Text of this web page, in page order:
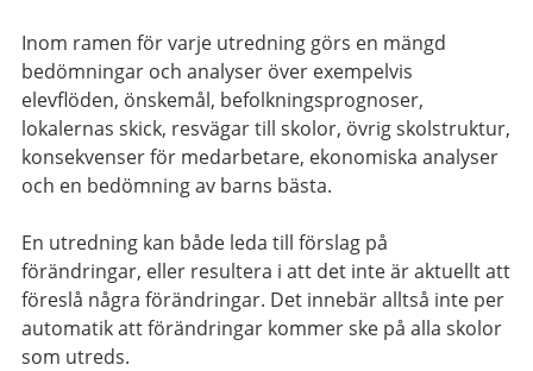
Inom ramen för varje utredning görs en mängd
bedömningar och analyser över exempelvis
elevflöden, önskemål, befolkningsprognoser,
lokalernas skick, resvägar till skolor, övrig skolstruktur,
konsekvenser för medarbetare, ekonomiska analyser
och en bedömning av barns bästa.
En utredning kan både leda till förslag på
förändringar, eller resultera i att det inte är aktuellt att
föreslå några förändringar. Det innebär alltså inte per
automatik att förändringar kommer ske på alla skolor
som utreds.